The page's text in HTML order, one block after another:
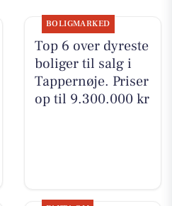
BOLIGMARKED
Top 6 over dyreste
boliger til salg i
Tappernøje. Priser
op til 9.300.000 kr